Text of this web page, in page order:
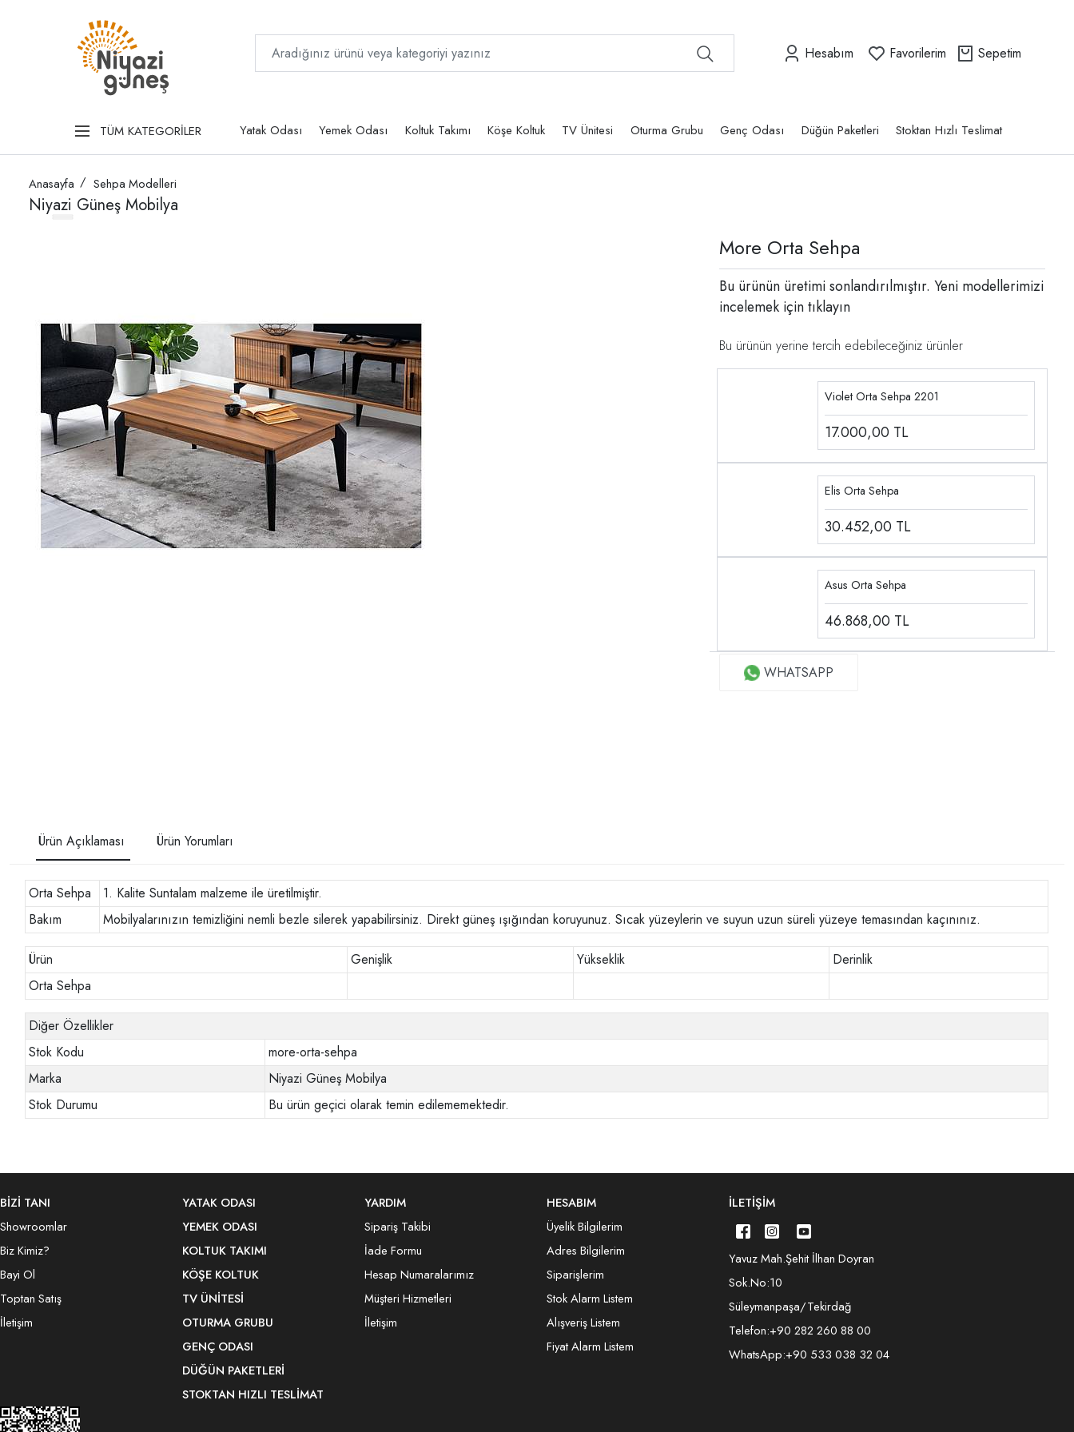
Hesabım Favorilerim Sepetim
TÜM KATEGORİLER Yatak Odası Yemek Odası Koltuk Takımı Köşe Koltuk TV Ünitesi Oturma Grubu Genç Odası Düğün Paketleri Stoktan Hızlı Teslimat
Anasayfa Sehpa Modelleri
Niyazi Güneş Mobilya
More Orta Sehpa
Bu ürünün üretimi sonlandırılmıştır. Yeni modellerimizi
incelemek içintıklayın
Bu ürünün yerine tercih edebileceğiniz ürünler
Violet Orta Sehpa 2201
17.000,00 TL
Elis Orta Sehpa
30.452,00 TL
Asus Orta Sehpa
46.868,00 TL
WHATSAPP
Ürün Açıklaması Ürün Yorumları
Orta Sehpa
1. Kalite Suntalam malzeme ile üretilmiştir.
Bakım
Mobilyalarınızın temizliğini nemli bezle silerek yapabilirsiniz. Direkt güneş ışığından koruyunuz. Sıcak yüzeylerin ve suyun uzun süreli yüzeye temasından kaçınınız.
Ürün Genişlik Yükseklik
Derinlik
Orta Sehpa
Diğer Özellikler
Stok Kodu
more-orta-sehpa
Marka
Niyazi Güneş Mobilya
Stok Durumu
Bu ürün geçici olarak temin edilememektedir.
BİZİ TANI
Showroomlar
Biz Kimiz?
Bayi Ol
Toptan Satış
İletişim
YATAK ODASI
YEMEK ODASI
KOLTUK TAKIMI
KÖŞE KOLTUK
TV ÜNITESI
OTURMA GRUBU
GENÇ ODASI
DÜĞÜN PAKETLERI
STOKTAN HIZLI TESLIMAT
YARDIM
Sipariş Takibi
İade Formu
Hesap Numaralarımız
Müşteri Hizmetleri
İletişim
HESABIM
Üyelik Bilgilerim
Adres Bilgilerim
Siparişlerim
Stok Alarm Listem
Alışveriş Listem
Fiyat Alarm Listem
İLETIŞIM
Yavuz Mah.Şehit İlhan Doyran
Sok.No:10
Süleymanpaşa/Tekirdağ
Telefon:+90 282 260 88 00
WhatsApp:+90 533 038 32 04